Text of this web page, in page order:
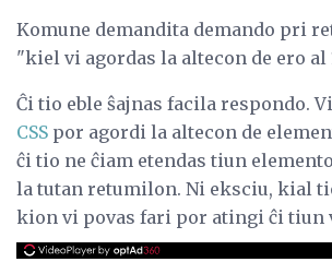
Komune demandita demando pri
"kiel vi agordas la altecon de ero al
Ĉi tio eble ŝajnas facila respondo.
CSS por agordi la altecon de
ĉi tio ne ĉiam etendas tiun
la tutan retumilon. Ni eksciu, kial
kion vi povas fari por atingi ĉi tiun